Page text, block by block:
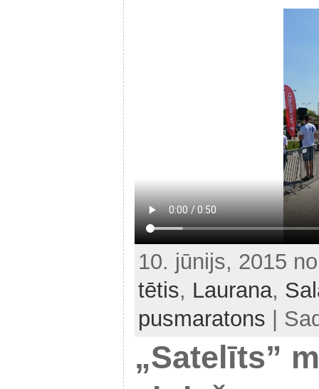
10. jūnijs, 2015
tētis, Laurana,
pusmaratons |
„Satelīts”